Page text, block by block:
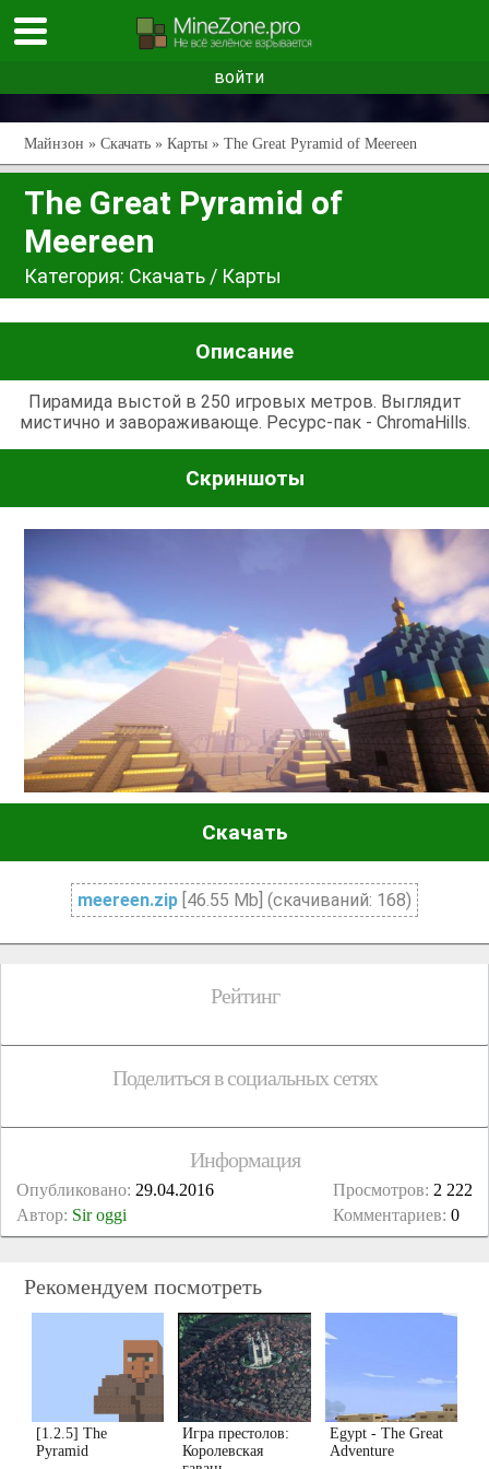
войти
Майнзон » Скачать » Карты » The Great Pyramid of Meereen
The Great Pyramid of
Meereen
Категория: Скачать / Карты
Описание
Пирамида выстой в 250 игровых метров. Выглядит
мистично и завораживающе. Ресурс-пак - ChromaHills.
Скриншоты
Скачать
meereen.zip [46.55 Mb] (cкачиваний: 168)
Рейтинг
Поделиться в социальных сетях
Информация
Просмотров: 2 222
Комментариев: 0
Опубликовано: 29.04.2016
Автор: Sir oggi
Рекомендуем посмотреть
[1.2.5] The
Pyramid
Игра престолов:
Королевская
Egypt - The Great
Adventure